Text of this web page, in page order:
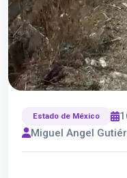
Estado de México
Miguel Angel